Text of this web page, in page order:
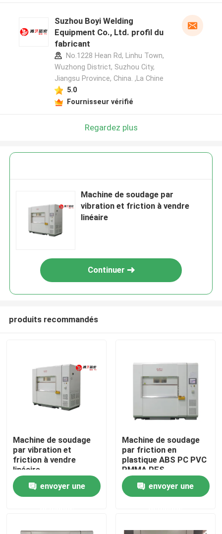
Aperçu
Produits
Suzhou Boyi Welding
Equipment Co., Ltd. profil du
fabricant
No.1228 Hean Rd, Linhu Town,
Wuzhong District, Suzhou City,
Jiangsu Province, China. ,La Chine
5.0
Fournisseur vérifié
Regardez plus
Machine de soudage par
vibration et friction à vendre
linéaire
Continuer
produits recommandés
Machine de soudage
par vibration et
friction à vendre
linéaire
envoyer une
Machine de soudage
par friction en
plastique ABS PC PVC
PMMA PES
envoyer une